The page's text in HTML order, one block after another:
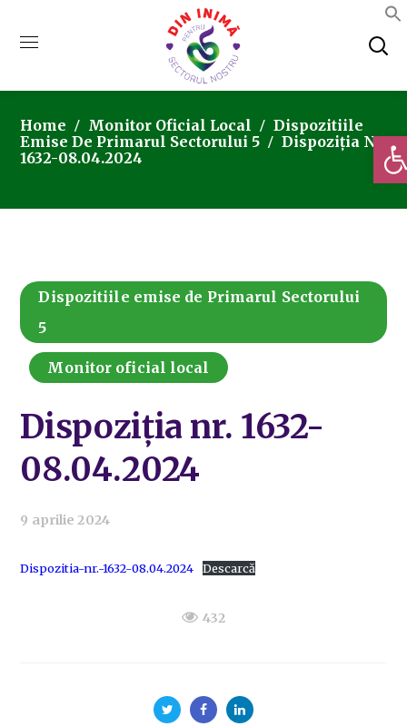
Home Monitor Oficial Local
Dispozitiile
Emise De Primarul Sectorului 5
Dispoziția Nr.
1632-08.04.2024
Dispozitiile emise de Primarul Sectorului
5
Monitor oficial local
Dispoziția nr. 1632-
08.04.2024
9 aprilie 2024
Dispozitia-nr.-1632-08.04.2024 Descarcă
432